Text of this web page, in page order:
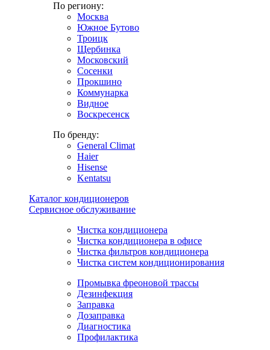
По региону:
Москва
Южное Бутово
Троицк
Щербинка
Московский
Сосенки
Прокшино
Коммунарка
Видное
Воскресенск
По бренду:
General Climat
Haier
Hisense
Kentatsu
Каталог кондиционеров
Сервисное обслуживание
Чистка кондиционера
Чистка кондиционера в офисе
Чистка фильтров кондиционера
Чистка систем кондиционирования
Промывка фреоновой трассы
Дезинфекция
Заправка
Дозаправка
Диагностика
Профилактика